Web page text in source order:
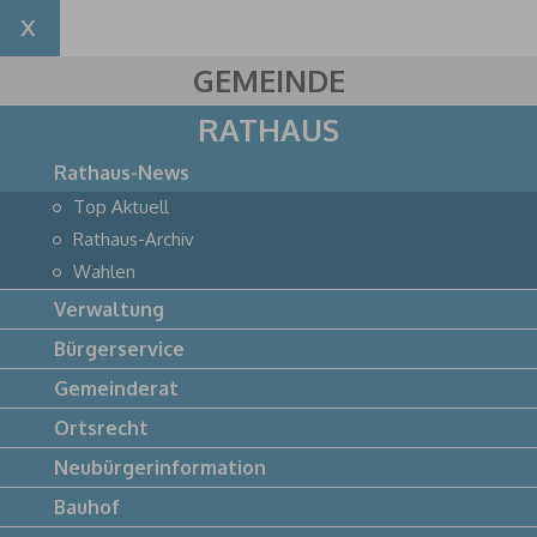
GEMEINDE
RATHAUS
Rathaus-News
Top Aktuell
Rathaus-Archiv
Wahlen
Verwaltung
Bürgerservice
Gemeinderat
Ortsrecht
Neubürgerinformation
Bauhof